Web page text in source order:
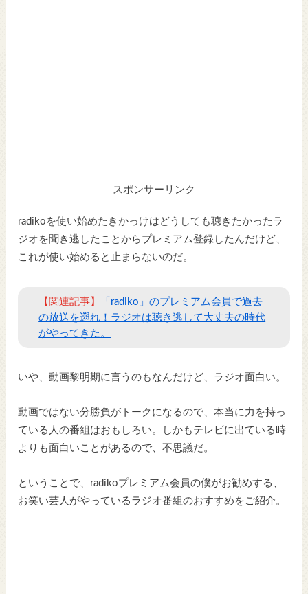
スポンサーリンク
radikoを使い始めたきかっけはどうしても聴きたかったラ
ジオを聞き逃したことからプレミアム登録したんだけど、
これが使い始めると止まらないのだ。
【関連記事】
「radiko」のプレミアム会員で過去
の放送を遡れ！ラジオは聴き逃して大丈夫の時代
がやってきた。
いや、動画黎明期に言うのもなんだけど、ラジオ面白い。
動画ではない分勝負がトークになるので、本当に力を持っ
ている人の番組はおもしろい。しかもテレビに出ている時
よりも面白いことがあるので、不思議だ。
ということで、radikoプレミアム会員の僕がお勧めする、
お笑い芸人がやっているラジオ番組のおすすめをご紹介。